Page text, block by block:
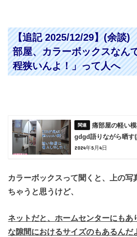
【追記 2025/12/29】(余談)
部屋、カラーボックスなん
程狭いんよ！」って人へ
痛部屋の軽い
gdgd語りながら晒す
2024年5月4日
カラーボックスって聞くと、上の写
ちゃうと思うけど、
ネットだと、ホームセンターにもあ
な隙間におけるサイズのもあるんだ